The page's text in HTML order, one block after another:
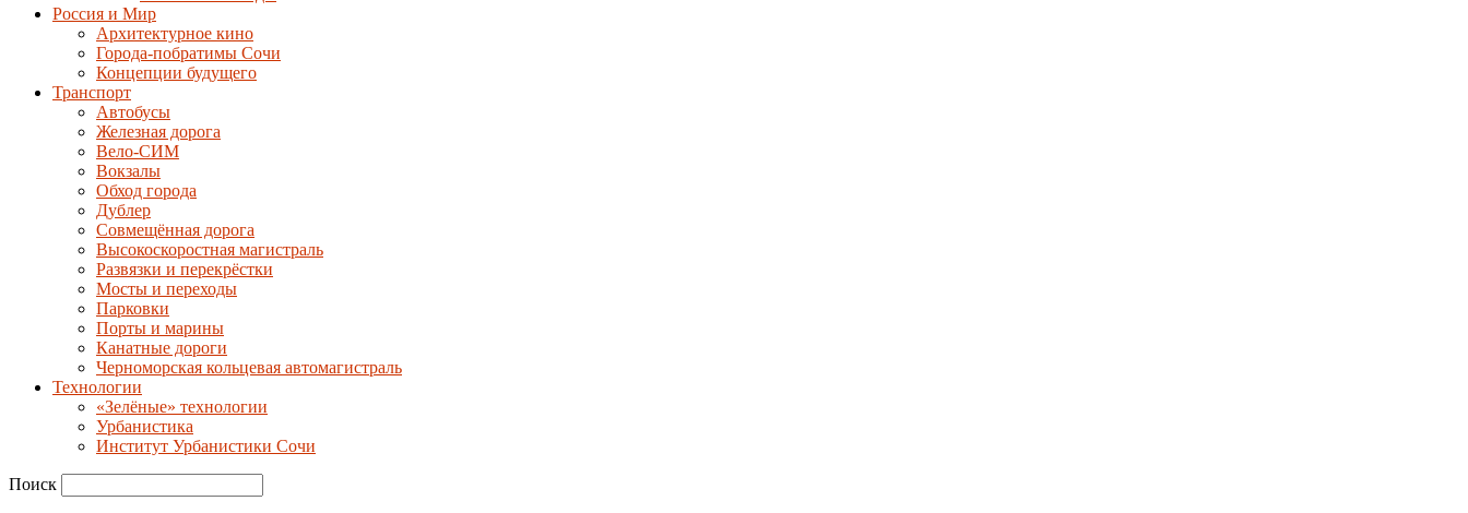
Россия и Мир
Архитектурное кино
Города-побратимы Сочи
Концепции будущего
Транспорт
Автобусы
Железная дорога
Вело-СИМ
Вокзалы
Обход города
Дублер
Совмещённая дорога
Высокоскоростная магистраль
Развязки и перекрёстки
Мосты и переходы
Парковки
Порты и марины
Канатные дороги
Черноморская кольцевая автомагистраль
Технологии
«Зелёные» технологии
Урбанистика
Институт Урбанистики Сочи
Поиск